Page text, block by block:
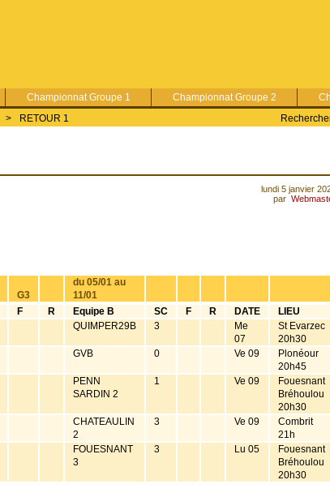
Championnat Groupe 1 Championnat Groupe 2
> RETOUR 1
lundi 5 janvier
par
G3
du 05/01 au
11/01
F R Equipe B SC F R DATE
LIEU
QUIMPER29B 3
Me
07
St Evarzec
20h30
GVB 0 Ve 09
Plonéour
20h45
PENN
SARDIN 2
1 Ve 09
Fouesnant
Bréhoulou
20h30
CHATEAULIN
2
3 Ve 09
Combrit
21h
FOUESNANT
3
3 Lu 05
Fouesnant
Bréhoulou
20h30